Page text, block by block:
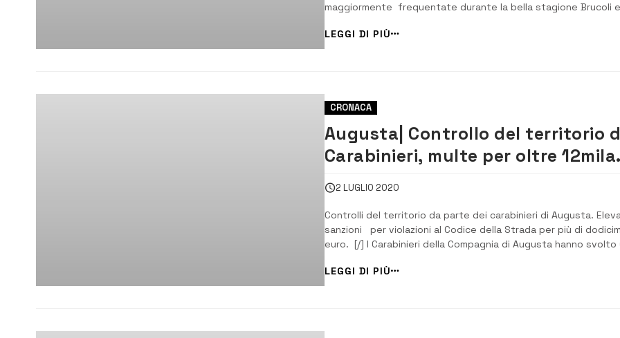
maggiormente frequentate durante la bella stagione Brucoli e
della compagnia di Augusta nelle frazioni balneari, Brucoli ed
Agnone Bagni. I militari per ...
LEGGI DI PIÙ
CRONACA
Augusta| Controllo del territorio
Carabinieri, multe per oltre 12mila
euro
2 LUGLIO 2020
Controlli del territorio da parte dei carabinieri di Augusta.
sanzioni per violazioni al Codice della Strada per più di
euro. [/] I Carabinieri della Compagnia di Augusta hanno svolto
dello spaccio di sostanze stupefacenti nonché a garantire la
LEGGI DI PIÙ